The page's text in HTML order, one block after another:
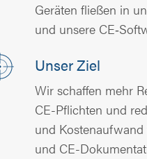
Geräten fließen in
und unsere
Unser Ziel
Wir schaffen mehr
CE-Pflichten und
und
und CE-